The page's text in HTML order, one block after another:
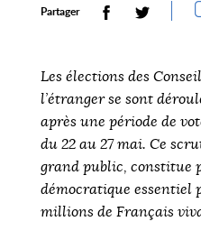
Partager
Les élections des
l’étranger se sont
après une période de
du 22 au 27 mai. Ce
grand public, constitue
démocratique essentiel
millions de Français